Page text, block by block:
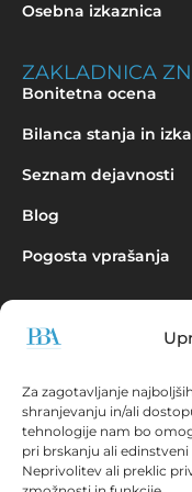
Za zagotavljanje
shranjevanju in/ali
tehnologije nam bo
pri brskanju ali
Neprivolitev ali preklic
Osebna izkaznica
ZAKLADNICA
Bonitetna ocena
Bilanca stanja in
Seznam dejavnosti
Blog
Pogosta vprašanja